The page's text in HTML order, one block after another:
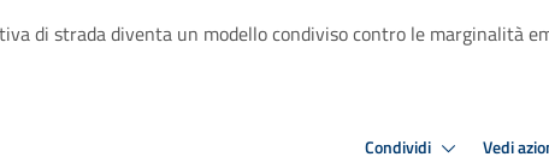
di strada diventa un modello condiviso contro le marginalità
Condividi Vedi